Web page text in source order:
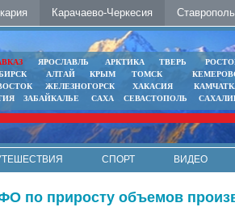
Карачаево-Черкесия
ЯРОСЛАВЛЬ АРКТИКА ТВЕРЬ
АЛТАЙ КРЫМ ТОМСК
ЖЕЛЕЗНОГОРСК ХАКАСИЯ
ЗАБАЙКАЛЬЕ САХА СЕВАСТОПОЛЬ
СПОРТ ВИДЕО
по приросту объемов